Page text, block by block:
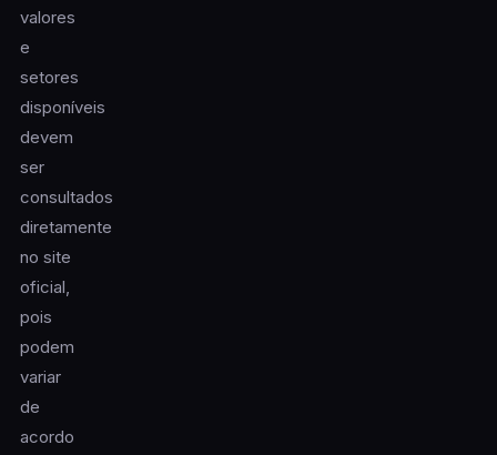
valores
e
setores
disponíveis
devem
ser
consultados
diretamente
no site
oficial,
pois
podem
variar
de
acordo